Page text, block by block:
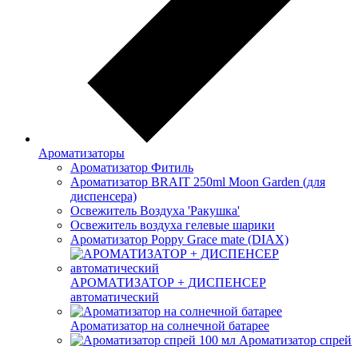
Ароматизаторы
Ароматизатор Фитиль
Ароматизатор BRAIT 250ml Moon Garden (для
диспенсера)
Освежитель Воздуха 'Ракушка'
Освежитель воздуха гелевые шарики
Ароматизатор Poppy Grace mate (DIAX)
АРОМАТИЗАТОР + ДИСПЕНСЕР
автоматический
Ароматизатор на солнечной батарее
Ароматизатор спрей